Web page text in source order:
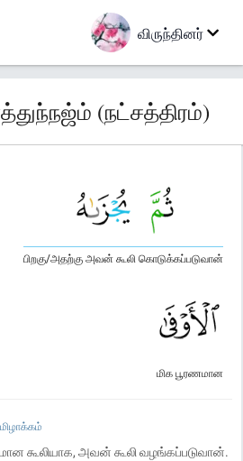
விருந்தினர்
(நட்சத்திரம்)
பிறகு/அதற்கு அவன் கூலி கொடுக்கப்படுவான்
மிக பூரணமான
கூலியாக, அவன் கூலி வழங்கப்படுவான்.